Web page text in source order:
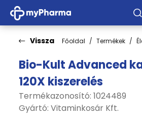
Vissza Főoldal Termékek
Bio-Kult Advanced
120X kiszerelés
Termékazonosító: 1024489
Gyártó: Vitaminkosár Kft.